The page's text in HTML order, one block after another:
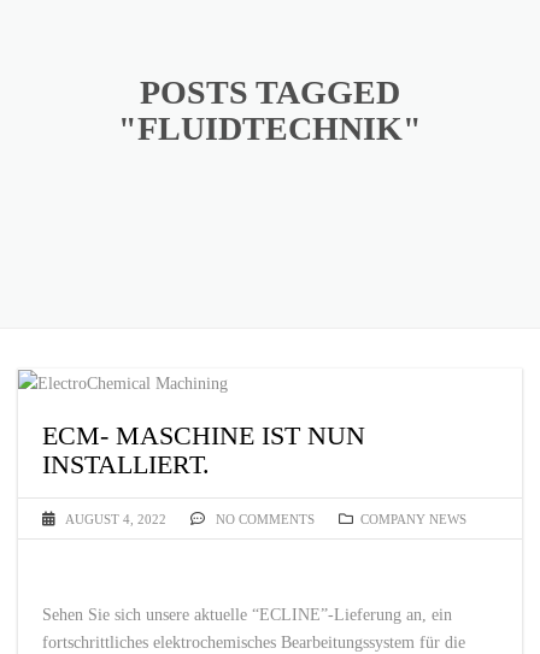
POSTS TAGGED
"FLUIDTECHNIK"
ECM- MASCHINE IST NUN
INSTALLIERT.
AUGUST 4, 2022 NO COMMENTS COMPANY NEWS
Sehen Sie sich unsere aktuelle “ECLINE”-Lieferung an, ein
fortschrittliches elektrochemisches Bearbeitungssystem für die